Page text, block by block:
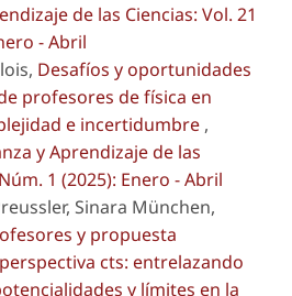
de las Ciencias: Vol. 21
- Abril
Desafíos y oportunidades
profesores de física en
e incertidumbre ,
y Aprendizaje de las
1 (2025): Enero - Abril
Sinara München,
y propuesta
cts: entrelazando
y límites en la